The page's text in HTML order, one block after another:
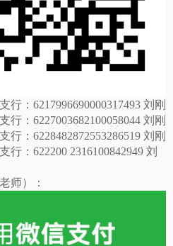
行： 6217996690000317493 刘刚
行： 6227003682100058044 刘刚
行： 6228482872553286519 刘刚
行： 622200 2316100842949 刘
师）：